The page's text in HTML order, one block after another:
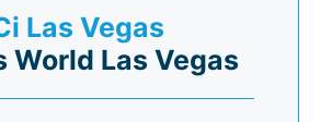
Las Vegas
World Las Vegas